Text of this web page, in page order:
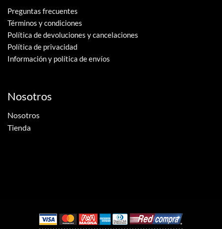
Preguntas frecuentes
Términos y condiciones
Política de devoluciones y cancelaciones
Política de privacidad
Información y política de envíos
Nosotros
Nosotros
Tienda